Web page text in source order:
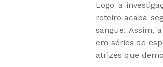
Logo a
roteiro acaba
sangue. Assim,
em séries de
atrizes que